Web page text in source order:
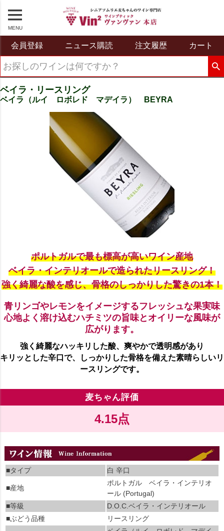
MENU
会員登録 ニュース購読 注文履歴 カート
ベイラ・リースリング
ベイラ（ルイ ロボレド マデイラ） BEYRA
ポルトガルで最も標高が高いワイン産地
ベイラ・インテリオールで造られたリースリング！
強く綺麗な酸を感じ、骨格のしっかりした驚きの1本！
青リンゴやレモンをイメージするフレッシュな果実味
心地よく溶け込むハチミツの旨味とオイリーな風味が
広がります。
強く綺麗なハッキリした酸、爽やかで透明感があり
キリッとした辛口で、しっかりした骨格を備えた素晴らしいリ
ースリングです。
麦ちゃん評価
4.15点
■タイプ 白 辛口
■産地
ポルトガル ベイラ・インテリオ
ール (Portugal)
■等級
D.O.C.ベイラ・インテリオール
■ぶどう品種
リースリング